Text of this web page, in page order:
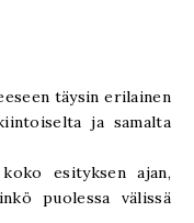
täysin erilainen
ja samalta
esityksen ajan,
puolessa välissä